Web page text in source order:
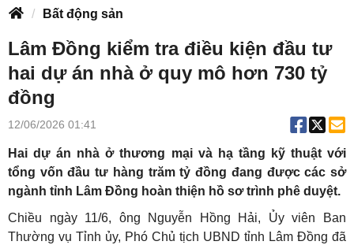
Bất động sản
Lâm Đồng kiểm tra điều kiện đầu tư
hai dự án nhà ở quy mô hơn 730 tỷ
đồng
12/06/2026 01:41
Hai dự án nhà ở thương mại và hạ tầng kỹ thuật với
tổng vốn đầu tư hàng trăm tỷ đồng đang được các sở
ngành tỉnh Lâm Đồng hoàn thiện hồ sơ trình phê duyệt.
Chiều ngày 11/6, ông Nguyễn Hồng Hải, Ủy viên Ban
Thường vụ Tỉnh ủy, Phó Chủ tịch UBND tỉnh Lâm Đồng đã